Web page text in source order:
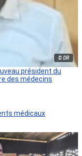
© DR
président du
des médecins
médicaux